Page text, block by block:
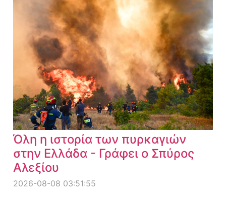
Όλη η ιστορία των πυρκαγιών
στην Ελλάδα - Γράφει ο Σπύρος
Αλεξίου
2026-08-08 03:51:55